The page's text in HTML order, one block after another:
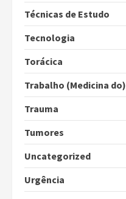
Técnicas de Estudo
Tecnologia
Torácica
Trabalho (Medicina do)
Trauma
Tumores
Uncategorized
Urgência